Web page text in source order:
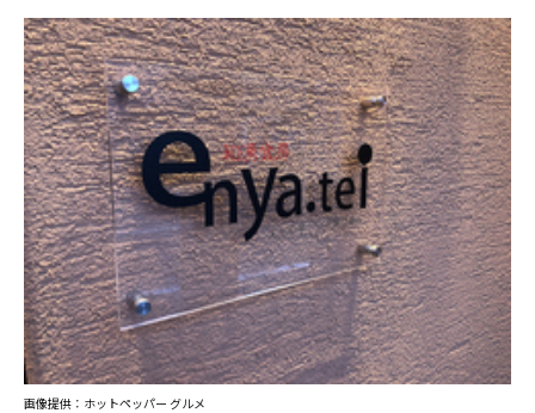
画像提供：ホットペッパー グルメ